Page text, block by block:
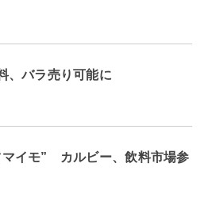
、バラ売り可能に
マイモ” カルビー、飲料市場参